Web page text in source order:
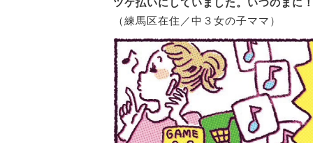
（練馬区在住／中３女の子ママ）